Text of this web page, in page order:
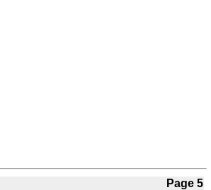
Page 5